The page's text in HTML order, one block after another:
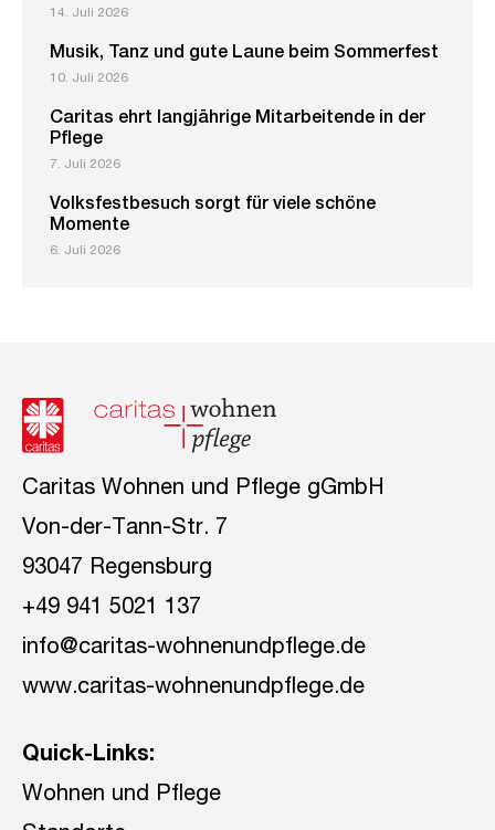
14. Juli 2026
Musik, Tanz und gute Laune beim Sommerfest
10. Juli 2026
Caritas ehrt langjährige Mitarbeitende in der
Pflege
7. Juli 2026
Volksfestbesuch sorgt für viele schöne
Momente
6. Juli 2026
Caritas Wohnen und Pflege gGmbH
Von-der-Tann-Str. 7
93047 Regensburg
+49 941 5021 137
info@caritas-wohnenundpflege.de
www.caritas-wohnenundpflege.de
Quick-Links:
Wohnen und Pflege